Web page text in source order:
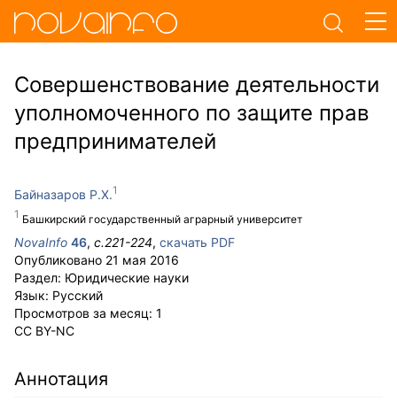
Совершенствование деятельности
уполномоченного по защите прав
предпринимателей
Байназаров Р.Х.
Башкирский государственный аграрный университет
NovaInfo 46, с.221-224, скачать PDF
Опубликовано 21 мая 2016
Раздел: Юридические науки
Язык: Русский
Просмотров за месяц: 1
CC BY-NC
Аннотация